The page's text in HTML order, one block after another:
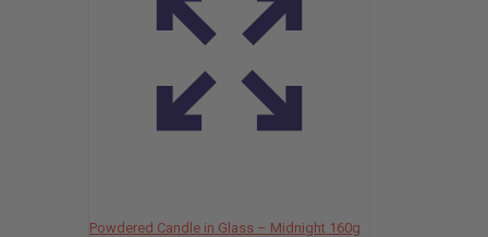
Powdered Candle in Glass – Midnight 160g